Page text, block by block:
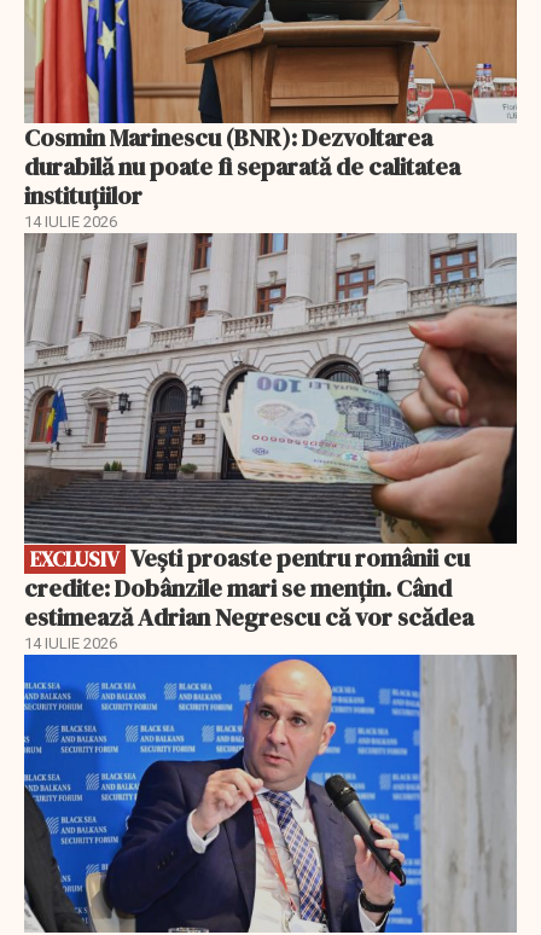
Cosmin Marinescu (BNR): Dezvoltarea
durabilă nu poate fi separată de calitatea
instituțiilor
14 IULIE 2026
EXCLUSIV
EXCLUSIV
credite: Dobânzile mari se mențin. Când
estimează Adrian Negrescu că vor scădea
14 IULIE 2026